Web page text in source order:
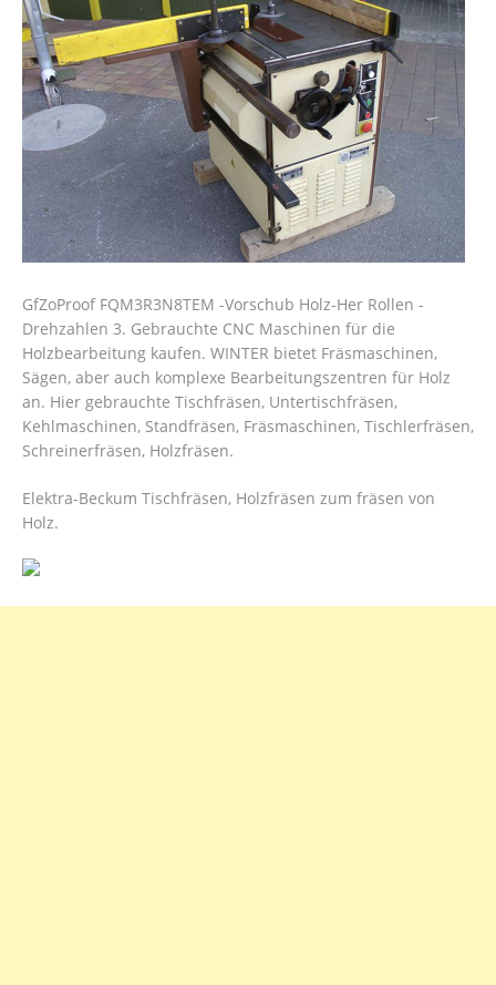
GfZoProof FQM3R3N8TEM -Vorschub Holz-Her Rollen -
Drehzahlen 3. Gebrauchte CNC Maschinen für die
Holzbearbeitung kaufen. WINTER bietet Fräsmaschinen,
Sägen, aber auch komplexe Bearbeitungszentren für Holz
an. Hier gebrauchte Tischfräsen, Untertischfräsen,
Kehlmaschinen, Standfräsen, Fräsmaschinen, Tischlerfräsen,
Schreinerfräsen, Holzfräsen.
Elektra-Beckum Tischfräsen, Holzfräsen zum fräsen von
Holz.